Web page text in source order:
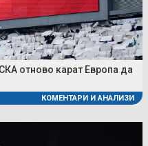
отново карат Европа да
КОМЕНТАРИ И АНАЛИЗИ